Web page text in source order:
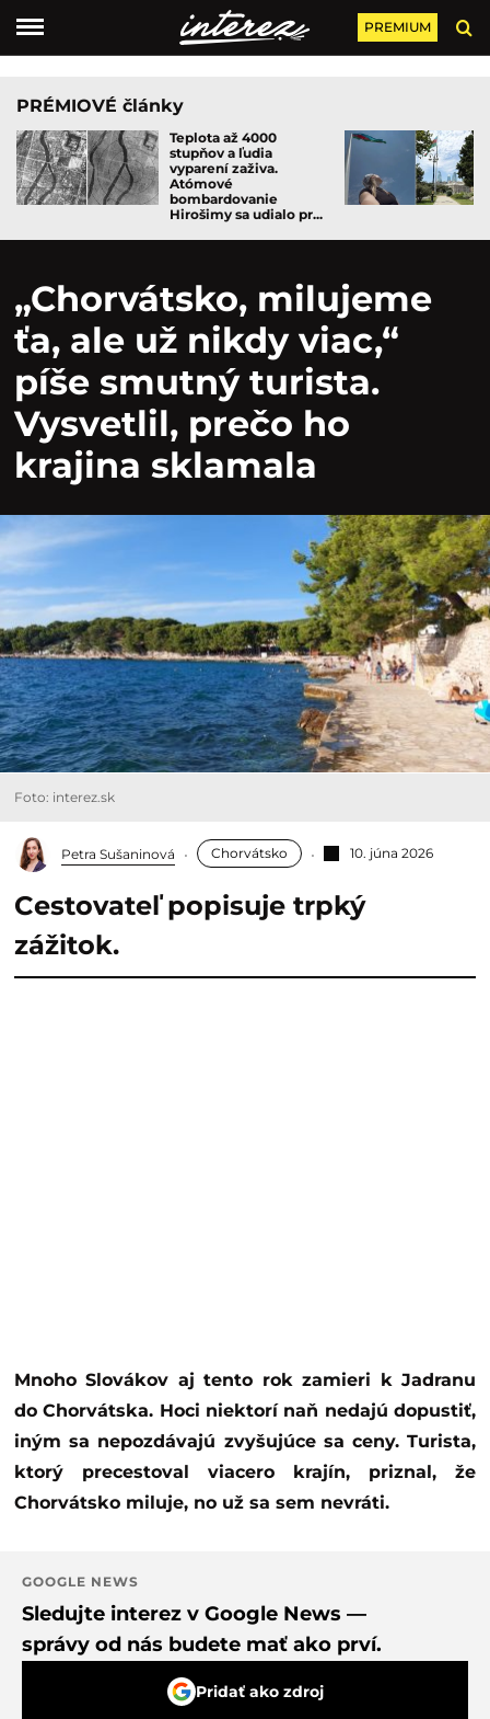
PREMIUM
PRÉMIOVÉ články
Teplota až 4000
stupňov a ľudia
vyparení zaživa.
Atómové
bombardovanie
Hirošimy sa udialo pr...
„Chorvátsko, milujeme
ťa, ale už nikdy viac,“
píše smutný turista.
Vysvetlil, prečo ho
krajina sklamala
Foto: interez.sk
Petra Sušaninová Chorvátsko 10. júna 2026
Cestovateľ popisuje trpký
zážitok.
Mnoho Slovákov aj tento rok zamieri k Jadranu
do Chorvátska. Hoci niektorí naň nedajú dopustiť,
iným sa nepozdávajú zvyšujúce sa ceny. Turista,
ktorý precestoval viacero krajín, priznal, že
Chorvátsko miluje, no už sa sem nevráti.
GOOGLE NEWS
Sledujte interez v Google News —
správy od nás budete mať ako prví.
Pridať ako zdroj